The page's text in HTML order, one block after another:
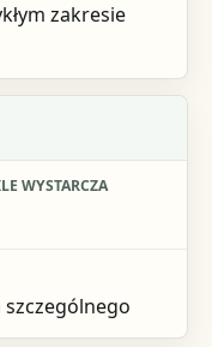
zakresie
szczególnego